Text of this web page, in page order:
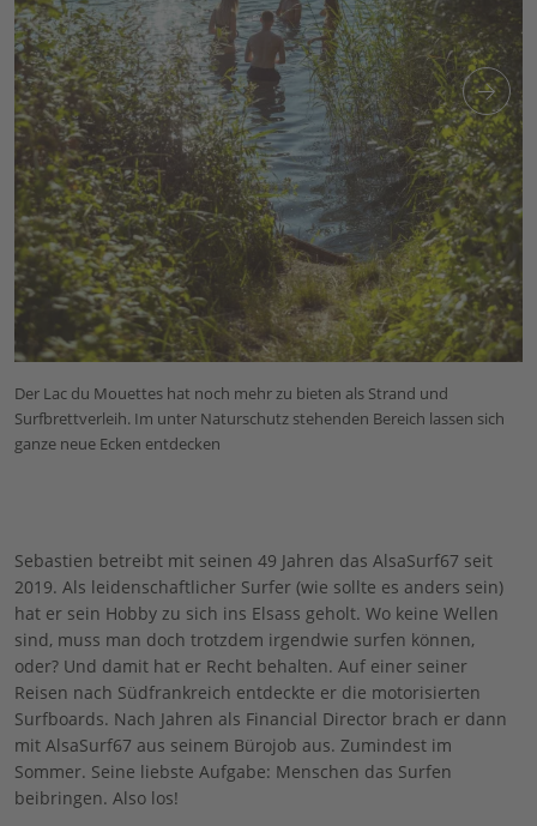
Der Lac du Mouettes hat noch mehr zu bieten als Strand und
Surfbrettverleih. Im unter Naturschutz stehenden Bereich lassen sich
ganze neue Ecken entdecken
Sebastien betreibt mit seinen 49 Jahren das AlsaSurf67 seit
2019. Als leidenschaftlicher Surfer (wie sollte es anders sein)
hat er sein Hobby zu sich ins Elsass geholt. Wo keine Wellen
sind, muss man doch trotzdem irgendwie surfen können,
oder? Und damit hat er Recht behalten. Auf einer seiner
Reisen nach Südfrankreich entdeckte er die motorisierten
Surfboards. Nach Jahren als Financial Director brach er dann
mit AlsaSurf67 aus seinem Bürojob aus. Zumindest im
Sommer. Seine liebste Aufgabe: Menschen das Surfen
beibringen. Also los!